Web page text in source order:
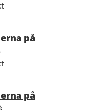
på
på